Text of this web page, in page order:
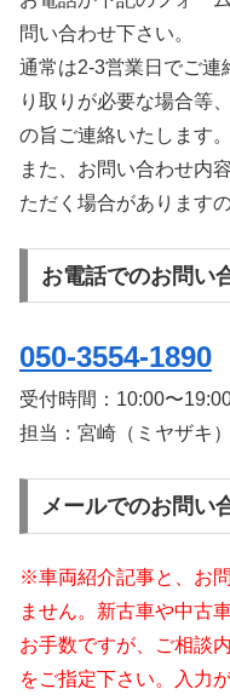
問い合わせ下さい。
通常は2-3営業日でご連
り取りが必要な場合等
の旨ご連絡いたします。
また、お問い合わせ内
ただく場合があります
お電話でのお問い
050-3554-1890
受付時間： 10:00〜
担当：宮崎（ミヤザキ）
メールでのお問い
※車両紹介記事と、お
ません。新古車や中古
お手数ですが、ご相談
をご指定下さい。入力